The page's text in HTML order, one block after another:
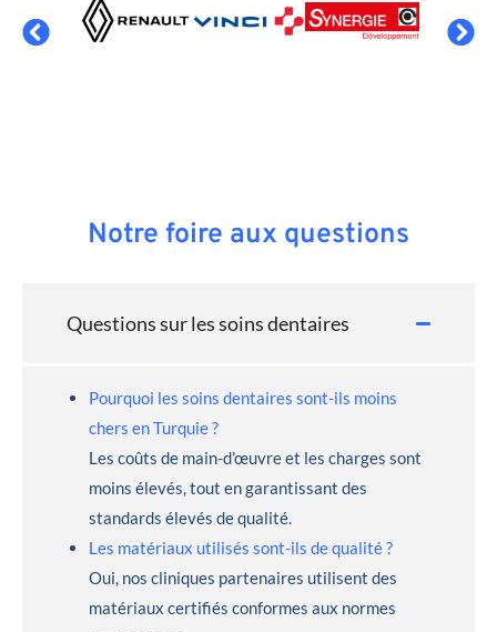
Notre foire aux questions
Questions sur les soins dentaires
Pourquoi les soins dentaires sont-ils moins
chers en Turquie ?
Les coûts de main-d’œuvre et les charges sont
moins élevés, tout en garantissant des
standards élevés de qualité.
Les matériaux utilisés sont-ils de qualité ?
Oui, nos cliniques partenaires utilisent des
matériaux certifiés conformes aux normes